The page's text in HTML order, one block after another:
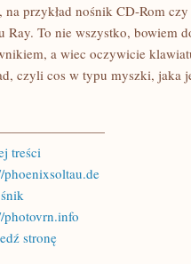
na przykład nośnik CD-Rom
Ray. To nie wszystko, bowiem
a wiec oczywicie
czyli cos w typu myszki, jaka
treści
phoenixsoltau.de
photovrn.info
stronę